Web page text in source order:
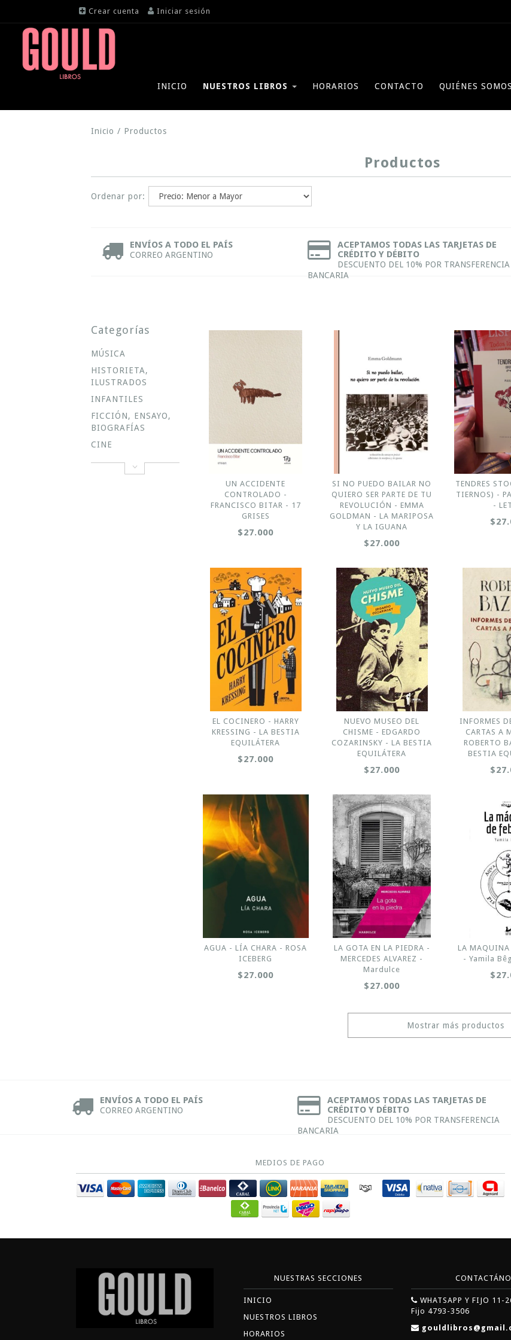
Crear cuenta Iniciar sesión
INICIO NUESTROS LIBROS HORARIOS CONTACTO QUIÉNES SOMOS
Inicio / Productos
Productos
Ordenar por:
ENVÍOS A TODO EL PAÍS
CORREO ARGENTINO
ACEPTAMOS TODAS LAS TARJETAS DE
CRÉDITO Y DÉBITO
DESCUENTO DEL 10% POR TRANSFERENCIA
BANCARIA
Categorías
MÚSICA
HISTORIETA,
ILUSTRADOS
INFANTILES
FICCIÓN, ENSAYO,
BIOGRAFÍAS
CINE
UN ACCIDENTE
CONTROLADO -
FRANCISCO BITAR - 17
GRISES
$27.000
SI NO PUEDO BAILAR NO
QUIERO SER PARTE DE TU
REVOLUCIÓN - EMMA
GOLDMAN - LA MARIPOSA
Y LA IGUANA
$27.000
TENDRES
TIERNOS) -
-
EL COCINERO - HARRY
KRESSING - LA BESTIA
EQUILÁTERA
$27.000
NUEVO MUSEO DEL
CHISME - EDGARDO
COZARINSKY - LA BESTIA
EQUILÁTERA
$27.000
INFORMES
CARTAS A
ROBERTO
BESTIA
AGUA - LÍA CHARA - ROSA
ICEBERG
$27.000
LA GOTA EN LA PIEDRA -
MERCEDES ALVAREZ -
Mardulce
$27.000
LA MAQUINA
- Yamila
Mostrar más productos
ENVÍOS A TODO EL PAÍS
CORREO ARGENTINO
ACEPTAMOS TODAS LAS TARJETAS DE
CRÉDITO Y DÉBITO
DESCUENTO DEL 10% POR TRANSFERENCIA
BANCARIA
MEDIOS DE PAGO
NUESTRAS SECCIONES
INICIO
NUESTROS LIBROS
HORARIOS
WHATSAPP Y FIJO 11-
Fijo 4793-3506